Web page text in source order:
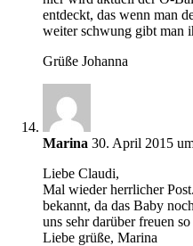
entdeckt, das wenn man
weiter schwung gibt man
Grüße Johanna
Marina 30. April 2015
Liebe Claudi,
Mal wieder herrlicher
bekannt, da das Baby
uns sehr darüber freuen
Liebe grüße, Marina